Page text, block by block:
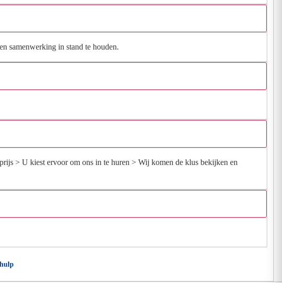
samenwerking in stand te houden.
> U kiest ervoor om ons in te huren > Wij komen de klus bekijken en